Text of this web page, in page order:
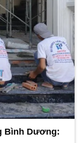
Bình Dương: